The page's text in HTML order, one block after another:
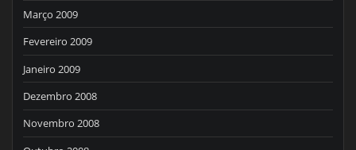
Março 2009
Fevereiro 2009
Janeiro 2009
Dezembro 2008
Novembro 2008